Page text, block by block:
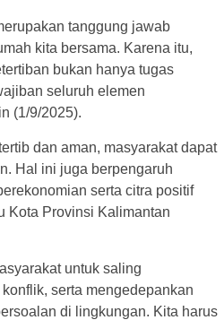
tanggung jawab
kita bersama. Karena itu,
bukan hanya tugas
seluruh elemen
(1/9/2025).
dan aman, masyarakat dapat
Hal ini juga berpengaruh
serta citra positif
Kota Provinsi Kalimantan
untuk saling
serta mengedepankan
di lingkungan. Kita harus